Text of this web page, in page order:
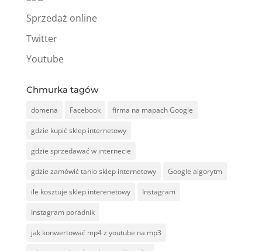
Sprzedaż online
Twitter
Youtube
Chmurka tagów
domena Facebook firma na mapach Google
gdzie kupić sklep internetowy
gdzie sprzedawać w internecie
gdzie zamówić tanio sklep internetowy Google algorytm
ile kosztuje sklep interenetowy Instagram
Instagram poradnik
jak konwertować mp4 z youtube na mp3